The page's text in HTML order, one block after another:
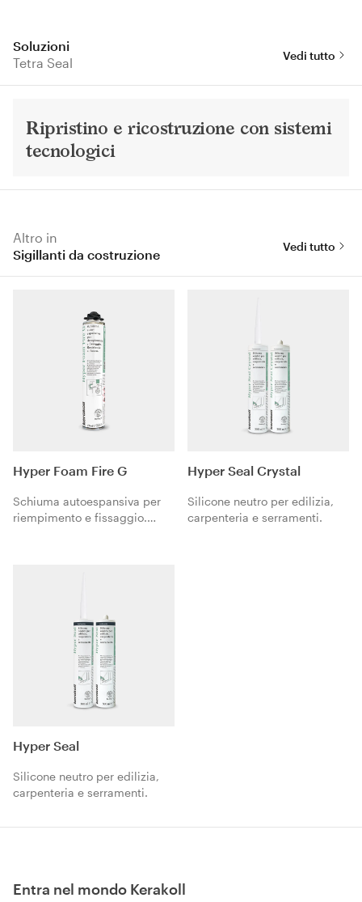
Soluzioni
Tetra Seal
Vedi tutto
Ripristino e ricostruzione con sistemi
tecnologici
Altro in
Sigillanti da costruzione
Vedi tutto
Hyper Foam Fire G
Schiuma autoespansiva per
riempimento e fissaggio.
Hyper Seal Crystal
Silicone neutro per edilizia,
carpenteria e serramenti.
Hyper Seal
Silicone neutro per edilizia,
carpenteria e serramenti.
Entra nel mondo Kerakoll